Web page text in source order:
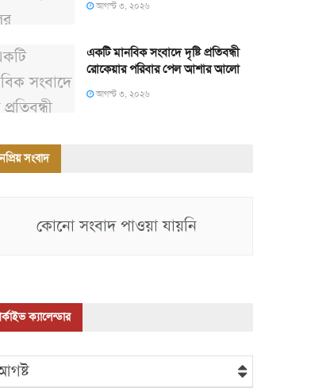
আগস্ট ৩, ২০২৬
একটি মানবিক সংবাদে দৃষ্টি প্রতিবন্ধী
রোকেয়ার পরিবার পেল আশার আলো
আগস্ট ৩, ২০২৬
সংবাদ
কোনো সংবাদ পাওয়া যায়নি
ক্যালেন্ডার